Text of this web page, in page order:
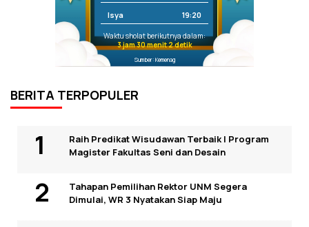
Isya 19:20
Waktu sholat berikutnya dalam:
3 jam 30 menit 2 detik
Sumber: Kemenag
BERITA TERPOPULER
Raih Predikat Wisudawan Terbaik I Program
Magister Fakultas Seni dan Desain
Tahapan Pemilihan Rektor UNM Segera
Dimulai, WR 3 Nyatakan Siap Maju